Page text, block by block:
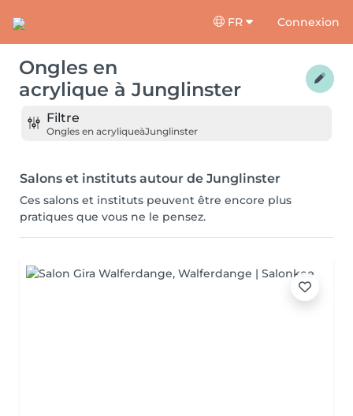
FR Connexion
Ongles en
acrylique à Junglinster
Filtre
Ongles en acryliqueàJunglinster
Salons et instituts autour de Junglinster
Ces salons et instituts peuvent être encore plus
pratiques que vous ne le pensez.